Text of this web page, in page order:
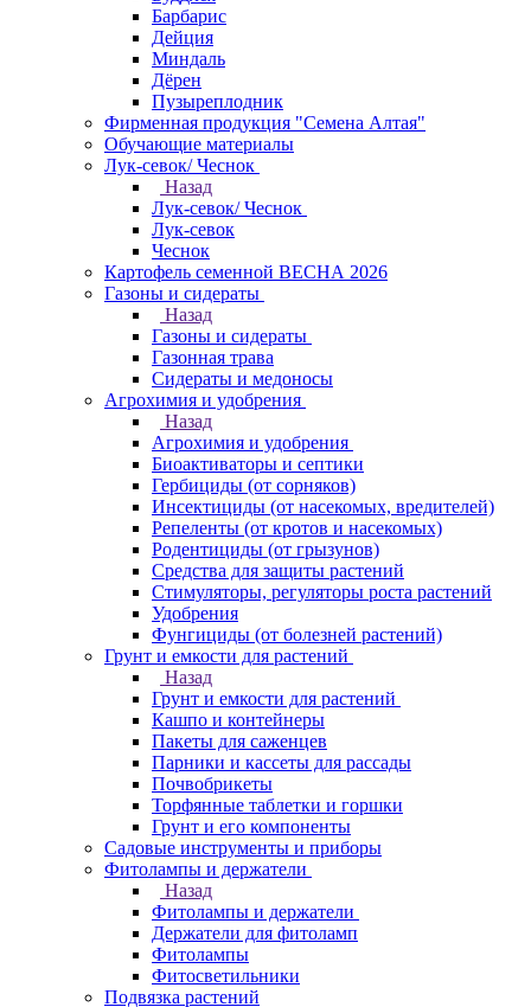
Барбарис
Дейция
Миндаль
Дёрен
Пузыреплодник
Фирменная продукция "Семена Алтая"
Обучающие материалы
Лук-севок/ Чеснок
Назад
Лук-севок/ Чеснок
Лук-севок
Чеснок
Картофель семенной ВЕСНА 2026
Газоны и сидераты
Назад
Газоны и сидераты
Газонная трава
Сидераты и медоносы
Агрохимия и удобрения
Назад
Агрохимия и удобрения
Биоактиваторы и септики
Гербициды (от сорняков)
Инсектициды (от насекомых, вредителей)
Репеленты (от кротов и насекомых)
Родентициды (от грызунов)
Средства для защиты растений
Стимуляторы, регуляторы роста растений
Удобрения
Фунгициды (от болезней растений)
Грунт и емкости для растений
Назад
Грунт и емкости для растений
Кашпо и контейнеры
Пакеты для саженцев
Парники и кассеты для рассады
Почвобрикеты
Торфянные таблетки и горшки
Грунт и его компоненты
Садовые инструменты и приборы
Фитолампы и держатели
Назад
Фитолампы и держатели
Держатели для фитоламп
Фитолампы
Фитосветильники
Подвязка растений